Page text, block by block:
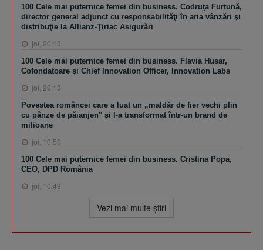
100 Cele mai puternice femei din business. Codruţa Furtună,
director general adjunct cu responsabilităţi în aria vânzări şi
distribuţie la Allianz-Ţiriac Asigurări
joi, 20:13
100 Cele mai puternice femei din business. Flavia Husar,
Cofondatoare şi Chief Innovation Officer, Innovation Labs
joi, 20:13
Povestea româncei care a luat un „maldăr de fier vechi plin
cu pânze de păianjen" şi l-a transformat într-un brand de
milioane
joi, 10:50
100 Cele mai puternice femei din business. Cristina Popa,
CEO, DPD România
joi, 10:49
Vezi mai multe ştiri